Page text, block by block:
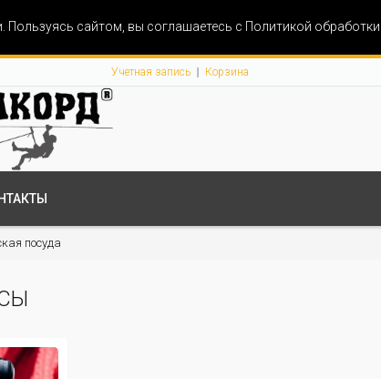
сайтом, вы соглашаетесь с Политикой
Учетная запись Корзина
посуда